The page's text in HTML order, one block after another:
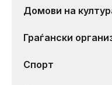
Домови на
Граѓански
Спорт